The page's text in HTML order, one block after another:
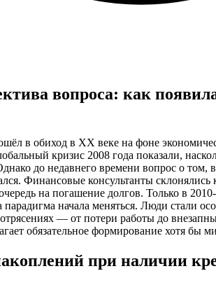
вопроса: как
в обиход в XX веке на фоне
кризис 2008 года показали,
до недавнего времени вопрос о
Финансовые консультанты
на погашение долгов. Только в
начала меняться. Люди стали
— от потери работы до
обязательное формирование хотя бы
при наличии